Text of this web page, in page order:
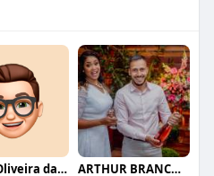
Diego Oliveira da Motta ARTHUR BRANCO FERNANDES